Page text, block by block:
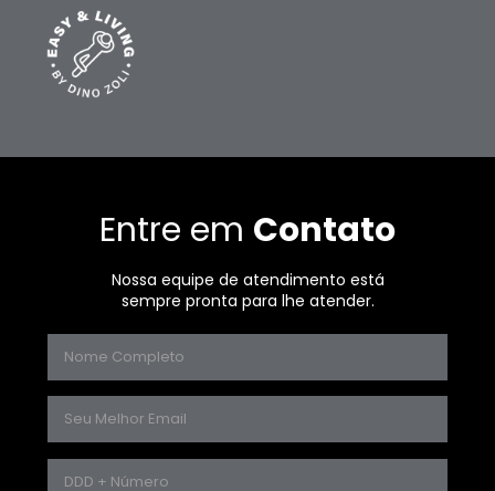
Entre em Contato
Nossa equipe de atendimento está
sempre pronta para lhe atender.